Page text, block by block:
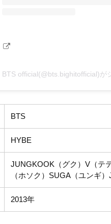
BTS official(@bts.bighitofficial)が
BTS
HYBE
JUNGKOOK（グク）V（テ
（ホソク）SUGA（ユンギ
2013年